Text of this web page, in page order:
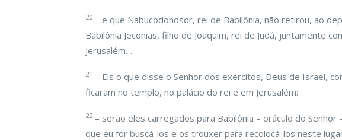
20 – e que Nabucodonosor, rei de Babilônia, não retirou, ao
Babilônia Jeconias, filho de Joaquim, rei de Judá, juntamente
Jerusalém…
21 – Eis o que disse o Senhor dos exércitos, Deus de Israel,
ficaram no templo, no palácio do rei e em Jerusalém:
22– serão eles carregados para Babilônia – oráculo do Senhor
que eu for buscá-los e os trouxer para recolocá-los neste